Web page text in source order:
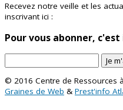
Recevez notre veille et les
inscrivant ici :
Pour vous abonner, c'est
Je
© 2016 Centre de Ressources
Graines de Web & Prest'info